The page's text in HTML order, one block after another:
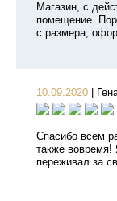
Магазин, с
помещение.
с размера,
10.09.2020
Спасибо всем
также
переживал за